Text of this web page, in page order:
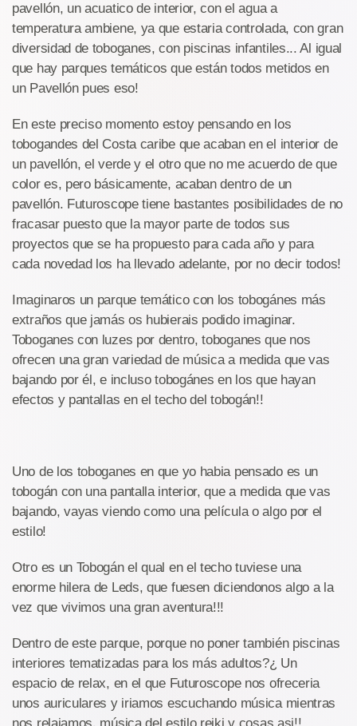
pavellón, un acuatico de interior, con el agua a
temperatura ambiene, ya que estaria controlada, con gran
diversidad de toboganes, con piscinas infantiles... Al igual
que hay parques temáticos que están todos metidos en
un Pavellón pues eso!
En este preciso momento estoy pensando en los
tobogandes del Costa caribe que acaban en el interior de
un pavellón, el verde y el otro que no me acuerdo de que
color es, pero básicamente, acaban dentro de un
pavellón. Futuroscope tiene bastantes posibilidades de no
fracasar puesto que la mayor parte de todos sus
proyectos que se ha propuesto para cada año y para
cada novedad los ha llevado adelante, por no decir todos!
Imaginaros un parque temático con los tobogánes más
extraños que jamás os hubierais podido imaginar.
Toboganes con luzes por dentro, toboganes que nos
ofrecen una gran variedad de música a medida que vas
bajando por él, e incluso tobogánes en los que hayan
efectos y pantallas en el techo del tobogán!!
Uno de los toboganes en que yo habia pensado es un
tobogán con una pantalla interior, que a medida que vas
bajando, vayas viendo como una película o algo por el
estilo!
Otro es un Tobogán el qual en el techo tuviese una
enorme hilera de Leds, que fuesen diciendonos algo a la
vez que vivimos una gran aventura!!!
Dentro de este parque, porque no poner también piscinas
interiores tematizadas para los más adultos?¿ Un
espacio de relax, en el que Futuroscope nos ofreceria
unos auriculares y iriamos escuchando música mientras